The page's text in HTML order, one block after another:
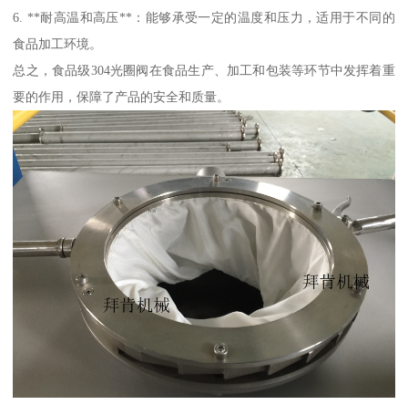
6. **耐高温和高压**：能够承受一定的温度和压力，适用于不同的
食品加工环境。
总之，食品级304光圈阀在食品生产、加工和包装等环节中发挥着重
要的作用，保障了产品的安全和质量。